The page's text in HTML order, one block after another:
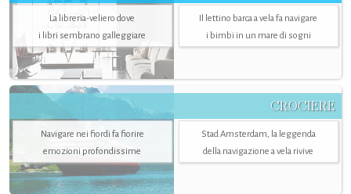
La libreria-veliero dove
i libri sembrano galleggiare
Il lettino barca a vela fa navigare
i bimbi in un mare di sogni
CROCIERE
Navigare nei fiordi fa fiorire
emozioni profondissime
Stad Amsterdam, la leggenda
della navigazione a vela rivive